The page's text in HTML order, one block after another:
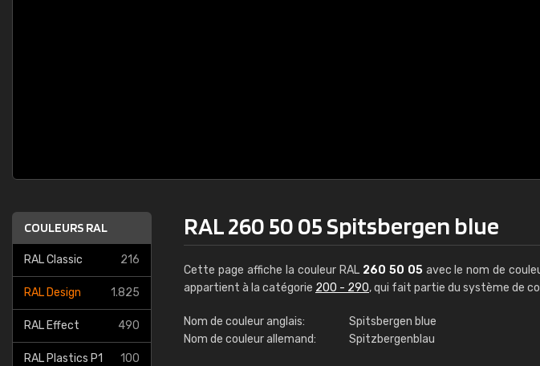
COULEURS RAL
RAL Classic 216
RAL Design 1.825
RAL Effect 490
RAL Plastics P1 100
RAL 260 50 05 Spitsbergen blue
Cette page affiche la couleur RAL 260 50 05avec le nom de
appartient à la catégorie 200 - 290, qui fait partie du système de
Nom de couleur anglais:
Spitsbergen blue
Nom de couleur allemand:
Spitzbergenblau